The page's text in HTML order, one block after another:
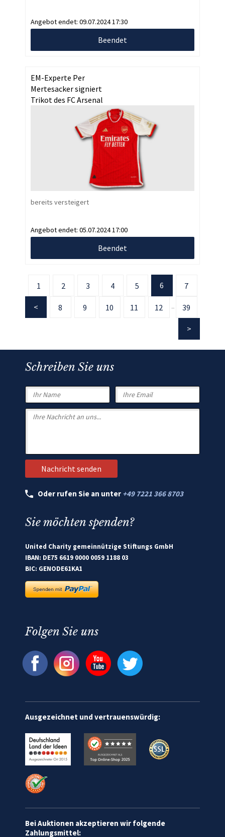
Angebot endet: 09.07.2024 17:30
Beendet
EM-Experte Per
Mertesacker signiert
Trikot des FC Arsenal
bereits versteigert
Angebot endet: 05.07.2024 17:00
Beendet
1 2 3 4 5 6 7
8 9 10 11 12 ... 39
Schreiben Sie uns
Oder rufen Sie an unter +49 7221 366 8703
Sie möchten spenden?
United Charity gemeinnützige Stiftungs GmbH
IBAN: DE75 6619 0000 0059 1188 03
BIC: GENODE61KA1
Folgen Sie uns
Ausgezeichnet und vertrauenswürdig:
Bei Auktionen akzeptieren wir folgende
Zahlungsmittel: